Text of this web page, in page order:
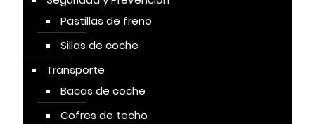
Pastillas de freno
Sillas de coche
Transporte
Bacas de coche
Cofres de techo